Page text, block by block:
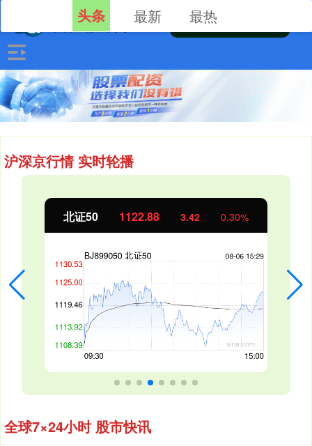
沪深京行情 实时轮播
北证50 1122.88 3.42 0.30%
全球7×24小时 股市快讯
头条 最新 最热